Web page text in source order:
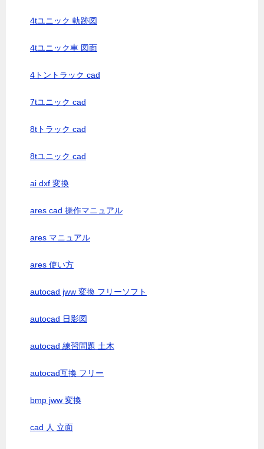
4tユニック 軌跡図
4tユニック車 図面
4トントラック cad
7tユニック cad
8tトラック cad
8tユニック cad
ai dxf 変換
ares cad 操作マニュアル
ares マニュアル
ares 使い方
autocad jww 変換 フリーソフト
autocad 日影図
autocad 練習問題 土木
autocad互換 フリー
bmp jww 変換
cad 人 立面